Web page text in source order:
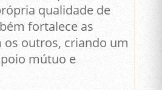
qualidade de
fortalece as
os outros, criando um
mútuo e